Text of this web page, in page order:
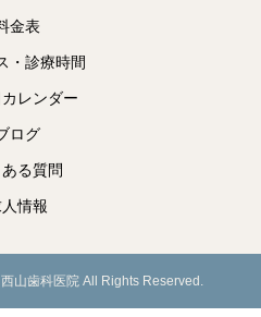
金表
・診療時間
レンダー
ログ
る質問
情報
山歯科医院 All Rights Reserved.